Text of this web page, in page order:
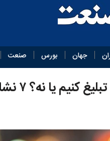
جهان بورس صنعت
۷ نشانه مهم برای کسب‌وکارها